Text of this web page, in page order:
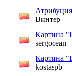
Винтер
Картина
sergocean
Картина
kostaspb